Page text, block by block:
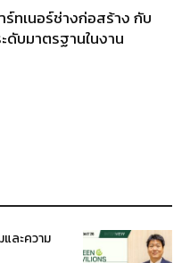
ร์ทเนอร์ช่างก่อสร้าง กับ
ดับมาตรฐานในงาน
ละความ